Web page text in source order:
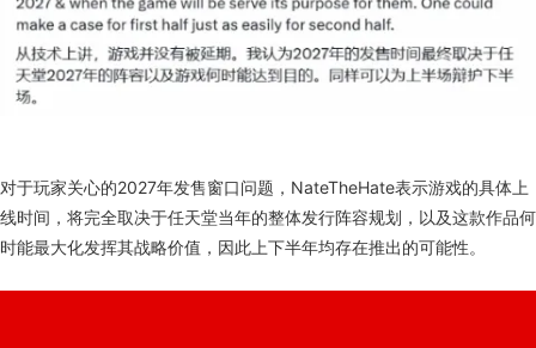
对于玩家关心的2027年发售窗口问题，NateTheHate表示游戏的具体上
线时间，将完全取决于任天堂当年的整体发行阵容规划，以及这款作品何
时能最大化发挥其战略价值，因此上下半年均存在推出的可能性。